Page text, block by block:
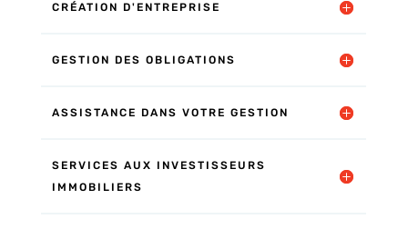
CRÉATION D'ENTREPRISE
GESTION DES OBLIGATIONS
ASSISTANCE DANS VOTRE GESTION
SERVICES AUX INVESTISSEURS
IMMOBILIERS